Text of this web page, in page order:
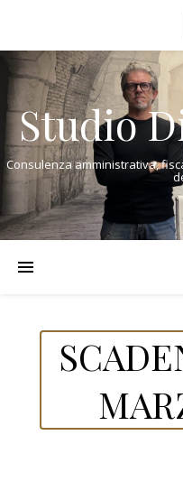
Studio
Consulenza amministrativa,